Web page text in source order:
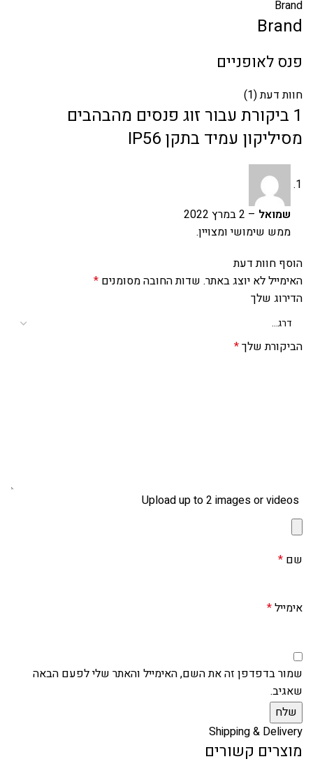
Brand
Brand
פנס לאופניים
חוות דעת (1)
1 ביקורת עבור
זוג פנסים מהבהבים
מסיליקון עמיד בתקן IP56
שמואל – 2 במרץ 2022
ממש שימושי ומצויין.
הוסף חוות דעת
האימייל לא יוצג באתר. שדות החובה מסומנים *
הדירוג שלך
הביקורת שלך*
Upload up to 2 images or videos
שם *
אימייל*
שמור בדפדפן זה את השם, האימייל והאתר שלי לפעם הבאה
שאגיב.
Shipping & Delivery
מוצרים קשורים